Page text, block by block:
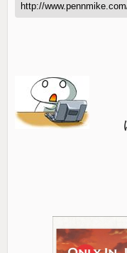
http://
は